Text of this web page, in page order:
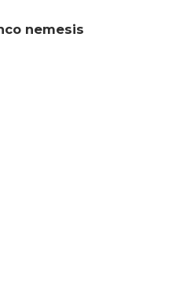
nemesis